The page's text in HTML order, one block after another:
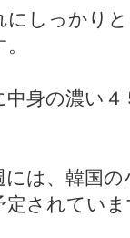
にしっかり
中身の濃い
には、韓国
定されてい